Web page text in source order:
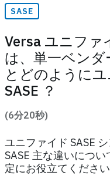
SASE
Versa ユニファ
は、単一ベンダ
とどのように
SASE ？
(6分20秒)
ユニファイド SASE
SASE 主な違いにつ
定にお役立てください